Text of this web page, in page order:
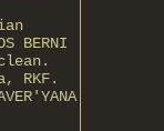
BERNI
RKF.